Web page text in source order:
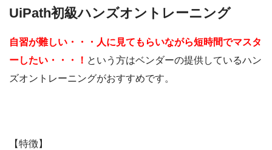
UiPath初級ハンズオントレーニング
自習が難しい・・・人に見てもらいながら短時間でマスタ
ーしたい・・・！ という方はベンダーの提供しているハン
ズオントレーニングがおすすめです。
【特徴】